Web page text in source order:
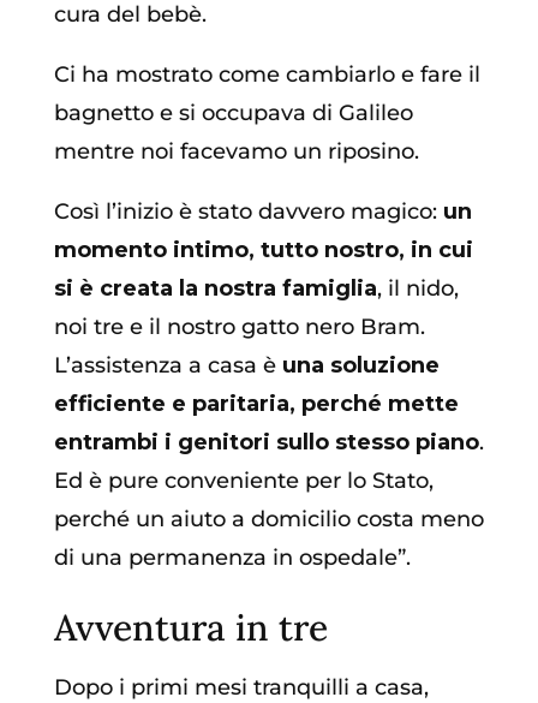
cura del bebè.
Ci ha mostrato come cambiarlo e fare il
bagnetto e si occupava di Galileo
mentre noi facevamo un riposino.
Così l’inizio è stato davvero magico: un
momento intimo, tutto nostro, in cui
si è creata la nostra famiglia, il nido,
noi tre e il nostro gatto nero Bram.
L’assistenza a casa è una soluzione
efficiente e paritaria, perché mette
entrambi i genitori sullo stesso piano.
Ed è pure conveniente per lo Stato,
perché un aiuto a domicilio costa meno
di una permanenza in ospedale”.
Avventura in tre
Dopo i primi mesi tranquilli a casa,